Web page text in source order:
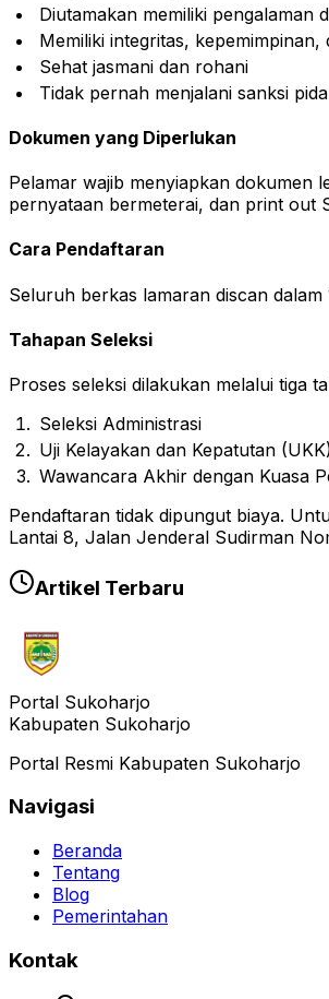
Diutamakan memiliki pengalaman
Memiliki integritas,
Sehat jasmani dan rohani
Tidak pernah menjalani sanksi
Dokumen yang Diperlukan
Pelamar wajib menyiapkan dokumen
pernyataan bermeterai, dan print out
Cara Pendaftaran
Seluruh berkas lamaran discan dalam
Tahapan Seleksi
Proses seleksi dilakukan melalui tiga
Seleksi Administrasi
Uji Kelayakan dan Kepatutan
Wawancara Akhir dengan Kuasa
Pendaftaran tidak dipungut biaya.
Lantai 8, Jalan Jenderal Sudirman
Artikel Terbaru
Portal Sukoharjo
Kabupaten Sukoharjo
Portal Resmi Kabupaten Sukoharjo
Navigasi
Beranda
Tentang
Blog
Pemerintahan
Kontak